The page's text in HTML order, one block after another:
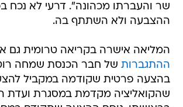
המליאה אישרה בקריאה טרומית גם
בהצעה פרטית שקודמה במקביל
שהקואליציה מקדמת במסגרת ועדת
בראשותו. נוסח ההצעה שתקודם
המשפטיתטרם נקבע סופית, וככל